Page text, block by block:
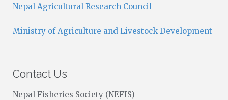
Nepal Agricultural Research Council
Ministry of Agriculture and Livestock Development
Contact Us
Nepal Fisheries Society (NEFIS)